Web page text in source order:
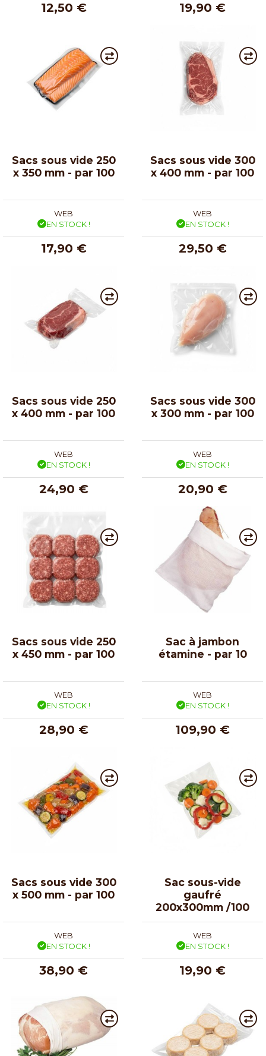
12,50 € 19,90 €
Sacs sous vide 250
x 350 mm - par 100
WEB
EN STOCK !
17,90 €
Sacs sous vide 300
x 400 mm - par 100
WEB
EN STOCK !
29,50 €
Sacs sous vide 250
x 400 mm - par 100
WEB
EN STOCK !
24,90 €
Sacs sous vide 300
x 300 mm - par 100
WEB
EN STOCK !
20,90 €
Sacs sous vide 250
x 450 mm - par 100
WEB
EN STOCK !
28,90 €
Sac à jambon
étamine - par 10
WEB
EN STOCK !
109,90 €
Sacs sous vide 300
x 500 mm - par 100
WEB
EN STOCK !
38,90 €
Sac sous-vide
gaufré
200x300mm /100
WEB
EN STOCK !
19,90 €